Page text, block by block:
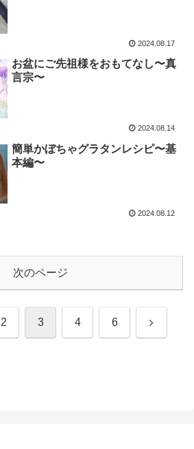
2024.08.17
お盆にご先祖様をおもてなし〜真
言宗〜
2024.08.14
簡単かぼちゃグラタンレシピ〜基
本編〜
2024.08.12
次のページ
2 3 4 6 次